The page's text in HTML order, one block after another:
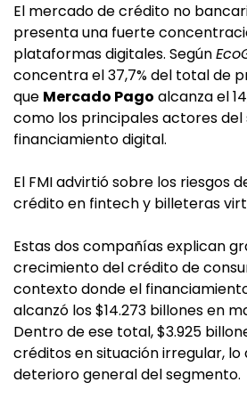
El mercado de crédito no
presenta una fuerte
plataformas digitales. Según
concentra el 37,7% del total de
que Mercado Pago alcanza el
como los principales actores del
financiamiento digital.
El FMI advirtió sobre los riesgos
crédito en fintech y billeteras
Estas dos compañías explican
crecimiento del crédito de
contexto donde el
alcanzó los $14.273 billones en
Dentro de ese total, $3.925
créditos en situación irregular, lo
deterioro general del segmento.